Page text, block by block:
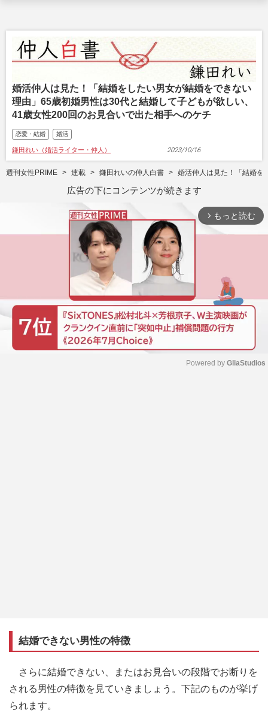
婚活仲人は見た！「結婚をしたい男女が結婚をできない
理由」65歳初婚男性は30代と結婚して子どもが欲しい、
41歳女性200回のお見合いで出た相手へのケチ
恋愛・結婚 婚活
鎌田れい（婚活ライター・仲人） 2023/10/16
週刊女性PRIME 連載 鎌田れいの仲人白書 婚活仲人は見た！「結婚を
広告の下にコンテンツが続きます
arrow_forward_ios もっと読む
Powered by GliaStudios
結婚できない男性の特徴
さらに結婚できない、またはお見合いの段階でお断りを
される男性の特徴を見ていきましょう。下記のものが挙げ
られます。